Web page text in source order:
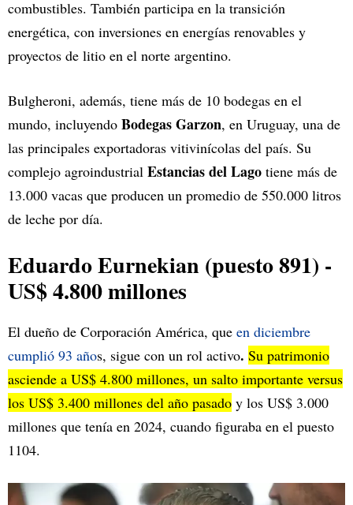
combustibles. También participa en la transición
energética, con inversiones en energías renovables y
proyectos de litio en el norte argentino.
Bulgheroni, además, tiene más de 10 bodegas en el
mundo, incluyendo Bodegas Garzon, en Uruguay, una de
las principales exportadoras vitivinícolas del país. Su
complejo agroindustrial Estancias del Lago tiene más de
13.000 vacas que producen un promedio de 550.000 litros
de leche por día.
Eduardo Eurnekian (puesto 891) -
US$ 4.800 millones
El dueño de Corporación América, que en diciembre
cumplió 93 años, sigue con un rol activo. Su patrimonio
asciende a US$ 4.800 millones, un salto importante versus
los US$ 3.400 millones del año pasado y los US$ 3.000
millones que tenía en 2024, cuando figuraba en el puesto
1104.